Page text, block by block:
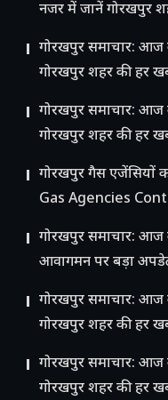
नजर में जानें गोरखपुर
गोरखपुर समाचार: आज
गोरखपुर शहर की हर
गोरखपुर समाचार: आज
गोरखपुर शहर की हर
गोरखपुर गैस एजेंसियों
Gas Agencies
गोरखपुर समाचार: आज
आवागमन पर बड़ा
गोरखपुर समाचार: आज
गोरखपुर शहर की हर
गोरखपुर समाचार: आज
गोरखपुर शहर की हर